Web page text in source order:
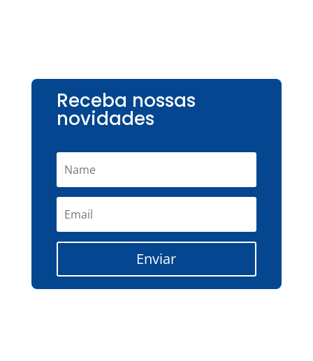
Receba nossas
novidades
Enviar